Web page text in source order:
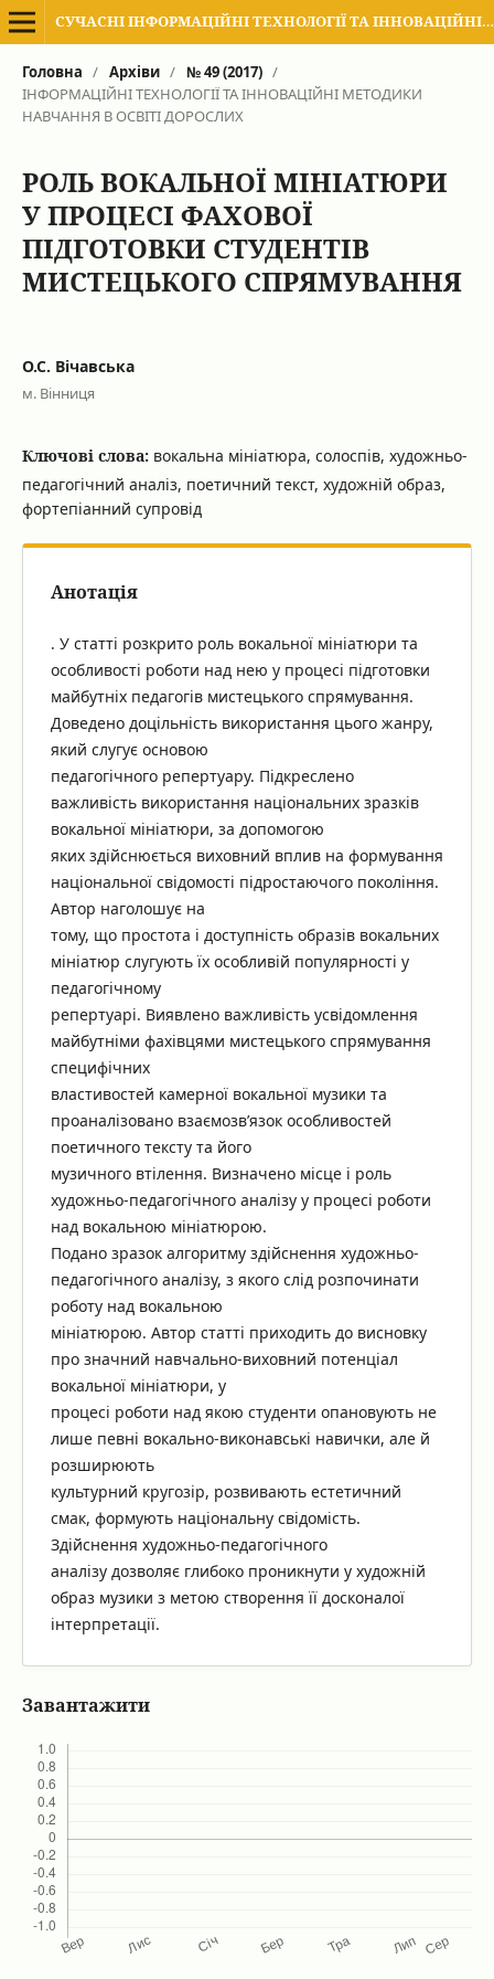
СУЧАСНІ ІНФОРМАЦІЙНІ ТЕХНОЛОГІЇ ТА ІННОВАЦІЙНІ МЕТОДИКИ НАВЧАННЯ В ПІДГОТОВЦІ ФАХІВЦІВ: МЕТОДОЛОГІЯ, ТЕОРІЯ, ДОСВІД, ПРОБЛЕМИ
Головна / Архіви / № 49 (2017) /
ІНФОРМАЦІЙНІ ТЕХНОЛОГІЇ ТА ІННОВАЦІЙНІ МЕТОДИКИ
НАВЧАННЯ В ОСВІТІ ДОРОСЛИХ
РОЛЬ ВОКАЛЬНОЇ МІНІАТЮРИ
У ПРОЦЕСІ ФАХОВОЇ
ПІДГОТОВКИ СТУДЕНТІВ
МИСТЕЦЬКОГО СПРЯМУВАННЯ
О.С. Вічавська
м. Вінниця
Ключові слова: вокальна мініатюра, солоспів, художньо-
педагогічний аналіз, поетичний текст, художній образ,
фортепіанний супровід
Анотація
. У статті розкрито роль вокальної мініатюри та
особливості роботи над нею у процесі підготовки
майбутніх педагогів мистецького спрямування.
Доведено доцільність використання цього жанру,
який слугує основою
педагогічного репертуару. Підкреслено
важливість використання національних зразків
вокальної мініатюри, за допомогою
яких здійснюється виховний вплив на формування
національної свідомості підростаючого покоління.
Автор наголошує на
тому, що простота і доступність образів вокальних
мініатюр слугують їх особливій популярності у
педагогічному
репертуарі. Виявлено важливість усвідомлення
майбутніми фахівцями мистецького спрямування
специфічних
властивостей камерної вокальної музики та
проаналізовано взаємозв’язок особливостей
поетичного тексту та його
музичного втілення. Визначено місце і роль
художньо-педагогічного аналізу у процесі роботи
над вокальною мініатюрою.
Подано зразок алгоритму здійснення художньо-
педагогічного аналізу, з якого слід розпочинати
роботу над вокальною
мініатюрою. Автор статті приходить до висновку
про значний навчально-виховний потенціал
вокальної мініатюри, у
процесі роботи над якою студенти опановують не
лише певні вокально-виконавські навички, але й
розширюють
культурний кругозір, розвивають естетичний
смак, формують національну свідомість.
Здійснення художньо-педагогічного
аналізу дозволяє глибоко проникнути у художній
образ музики з метою створення її досконалої
інтерпретації.
Завантажити